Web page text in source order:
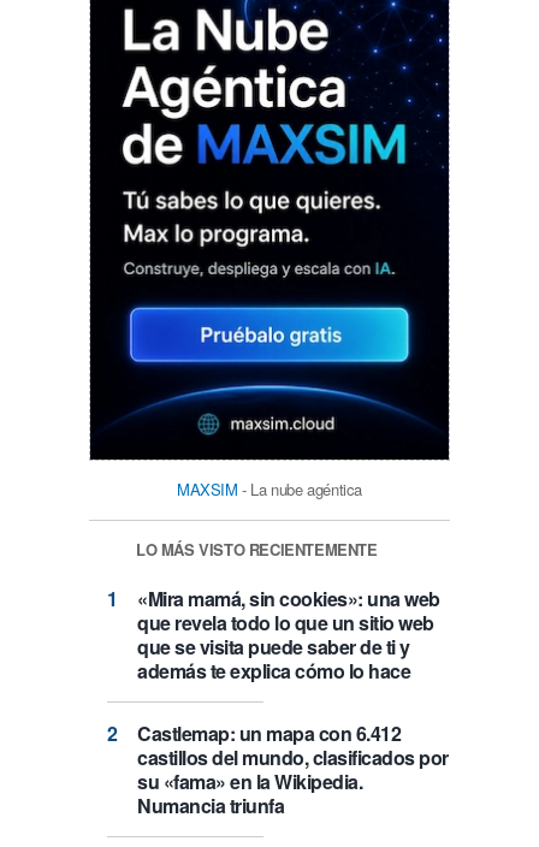
MAXSIM - La nube agéntica
LO MÁS VISTO RECIENTEMENTE
«Mira mamá, sin cookies»: una web
que revela todo lo que un sitio web
que se visita puede saber de ti y
además te explica cómo lo hace
Castlemap: un mapa con 6.412
castillos del mundo, clasificados por
su «fama» en la Wikipedia.
Numancia triunfa